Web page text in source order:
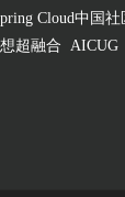
Cloud中国社
超融合 AICUG